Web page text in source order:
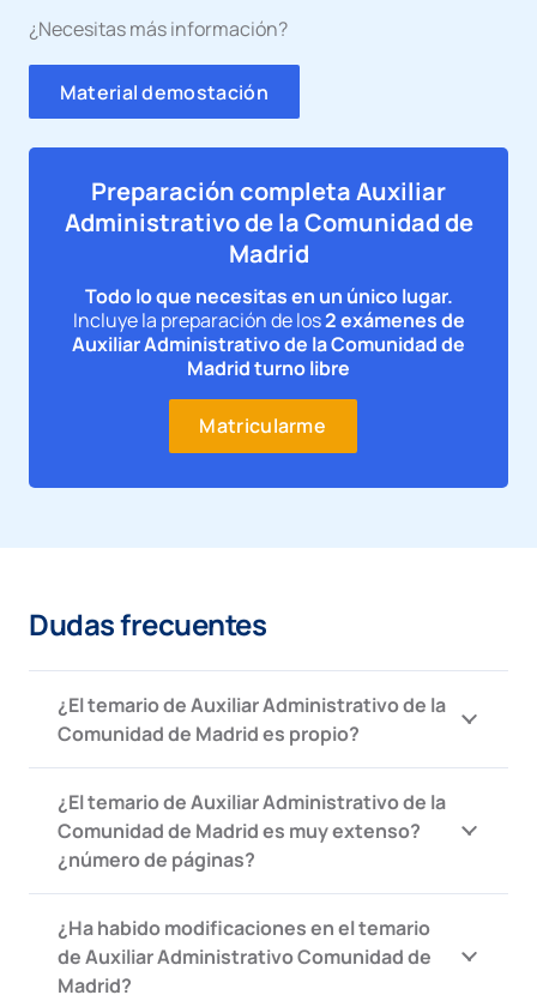
¿Necesitas más información?
Material demostación
Preparación completa Auxiliar
Administrativo de la Comunidad de
Madrid
Todo lo que necesitas en un único lugar.
Incluye la preparación de los2 exámenes de
Auxiliar Administrativo de la Comunidad de
Madrid turno libre
Matricularme
Dudas frecuentes
¿El temario de Auxiliar Administrativo de la
Comunidad de Madrid es propio?
¿El temario de Auxiliar Administrativo de la
Comunidad de Madrid es muy extenso?
¿número de páginas?
¿Ha habido modificaciones en el temario
de Auxiliar Administrativo Comunidad de
Madrid?